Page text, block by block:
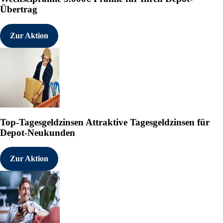
beachten Sie die englische
http://www.irw-press.com/
Übertrag
Zur Aktion
Top-Tagesgeldzinsen Attraktive Tagesgeldzinsen für
Depot-Neukunden
Zur Aktion